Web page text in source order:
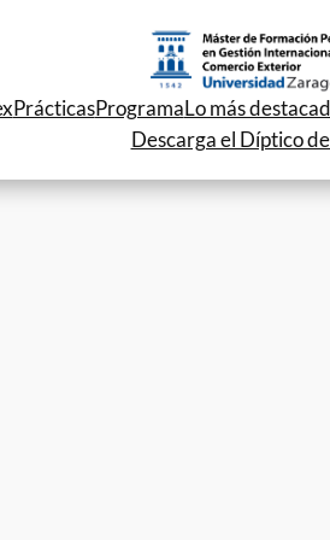
PrácticasProgramaLo más
Descarga el Díptico